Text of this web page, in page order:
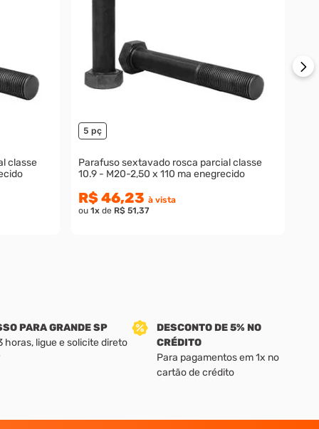
classe
5 pç
Parafuso sextavado rosca parcial classe
10.9 - M20-2,50 x 110 ma enegrecido
R$ 46,23 à vista
ou 1xde R$ 51,37
PARA GRANDE SP
horas, ligue e solicite direto
DESCONTO DE 5% NO
CRÉDITO
Para pagamentos em 1x no
cartão de crédito